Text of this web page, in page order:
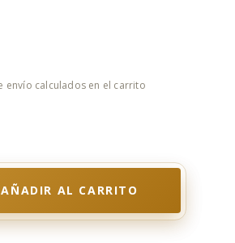
AÑADIR AL CARRITO